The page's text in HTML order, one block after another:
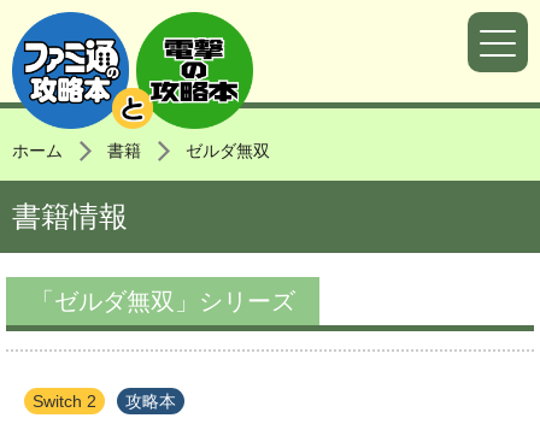
ホーム 書籍 ゼルダ無双
書籍情報
「ゼルダ無双」シリーズ
Switch 2 攻略本